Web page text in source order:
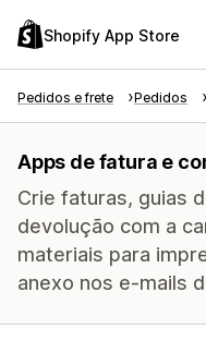
Shopify App Store
Pedidos e frete Pedidos
Apps de fatura e
Crie faturas, guias
devolução com a
materiais para
anexo nos e-mails